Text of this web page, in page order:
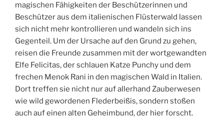
magischen Fähigkeiten der Beschützerinnen und
Beschützer aus dem italienischen Flüsterwald lassen
sich nicht mehr kontrollieren und wandeln sich ins
Gegenteil. Um der Ursache auf den Grund zu gehen,
reisen die Freunde zusammen mit der wortgewandten
Elfe Felicitas, der schlauen Katze Punchy und dem
frechen Menok Rani in den magischen Wald in Italien.
Dort treffen sie nicht nur auf allerhand Zauberwesen
wie wild gewordenen Flederbeißis, sondern stoßen
auch auf einen alten Geheimbund, der hier forscht.